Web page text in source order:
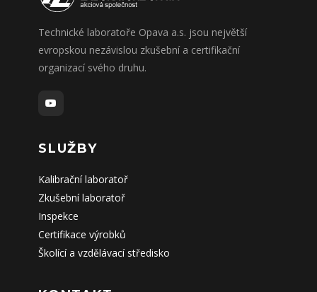
Technické laboratoře Opava a.s. jsou největší
evropskou nezávislou zkušební a certifikační
organizací svého druhu.
SLUŽBY
Kalibrační laboratoř
Zkušební laboratoř
Inspekce
Certifikace výrobků
Školící a vzdělávací středisko